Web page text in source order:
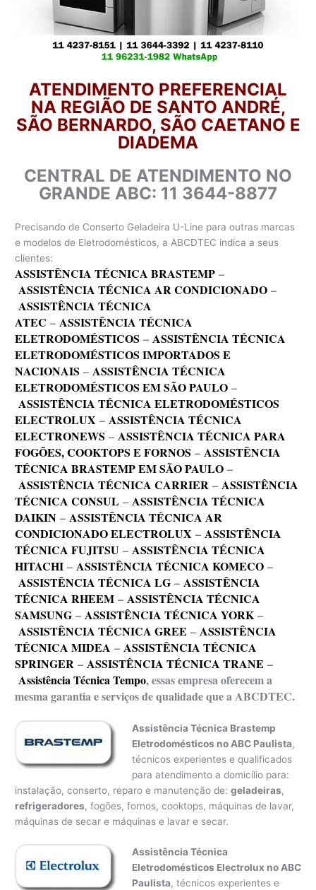
ATENDIMENTO PREFERENCIAL
NA REGIÃO DE SANTO ANDRÉ,
SÃO BERNARDO, SÃO CAETANO E
DIADEMA
CENTRAL DE ATENDIMENTO NO
GRANDE ABC: 11 3644-8877
Precisando de Conserto Geladeira U-Line para outras marcas
e modelos de Eletrodomésticos, a ABCDTEC indica a seus
clientes:
ASSISTÊNCIA TÉCNICA BRASTEMP –
ASSISTÊNCIA TÉCNICA AR CONDICIONADO –
ASSISTÊNCIA TÉCNICA
ATEC –ASSISTÊNCIA TÉCNICA
ELETRODOMÉSTICOS –ASSISTÊNCIA TÉCNICA
ELETRODOMÉSTICOS IMPORTADOS E
NACIONAIS –ASSISTÊNCIA TÉCNICA
ELETRODOMÉSTICOS EM SÃO PAULO –
ASSISTÊNCIA TÉCNICA ELETRODOMÉSTICOS
ELECTROLUX –ASSISTÊNCIA TÉCNICA
ELECTRONEWS –ASSISTÊNCIA TÉCNICA PARA
FOGÕES, COOKTOPS E FORNOS –ASSISTÊNCIA
TÉCNICA BRASTEMP EM SÃO PAULO –
ASSISTÊNCIA TÉCNICA CARRIER –ASSISTÊNCIA
TÉCNICA CONSUL –ASSISTÊNCIA TÉCNICA
DAIKIN –ASSISTÊNCIA TÉCNICA AR
CONDICIONADO ELECTROLUX –ASSISTÊNCIA
TÉCNICA FUJITSU –ASSISTÊNCIA TÉCNICA
HITACHI –ASSISTÊNCIA TÉCNICA KOMECO –
ASSISTÊNCIA TÉCNICA LG –ASSISTÊNCIA
TÉCNICA RHEEM –ASSISTÊNCIA TÉCNICA
SAMSUNG –ASSISTÊNCIA TÉCNICA YORK–
ASSISTÊNCIA TÉCNICA GREE –ASSISTÊNCIA
TÉCNICA MIDEA –ASSISTÊNCIA TÉCNICA
SPRINGER –ASSISTÊNCIA TÉCNICA TRANE –
Assistência Técnica Tempo, essas empresa oferecem a
mesma garantia e serviços de qualidade que a ABCDTEC.
Assistência Técnica Brastemp
Eletrodomésticos no ABC Paulista,
técnicos experientes e qualificados
para atendimento a domicílio para:
instalação, conserto, reparo e manutenção de:geladeiras,
refrigeradores, fogões, fornos, cooktops, máquinas de lavar,
máquinas de secar e máquinas e lavar e secar.
Assistência Técnica
Eletrodomésticos Electrolux no ABC
Paulista, técnicos experientes e